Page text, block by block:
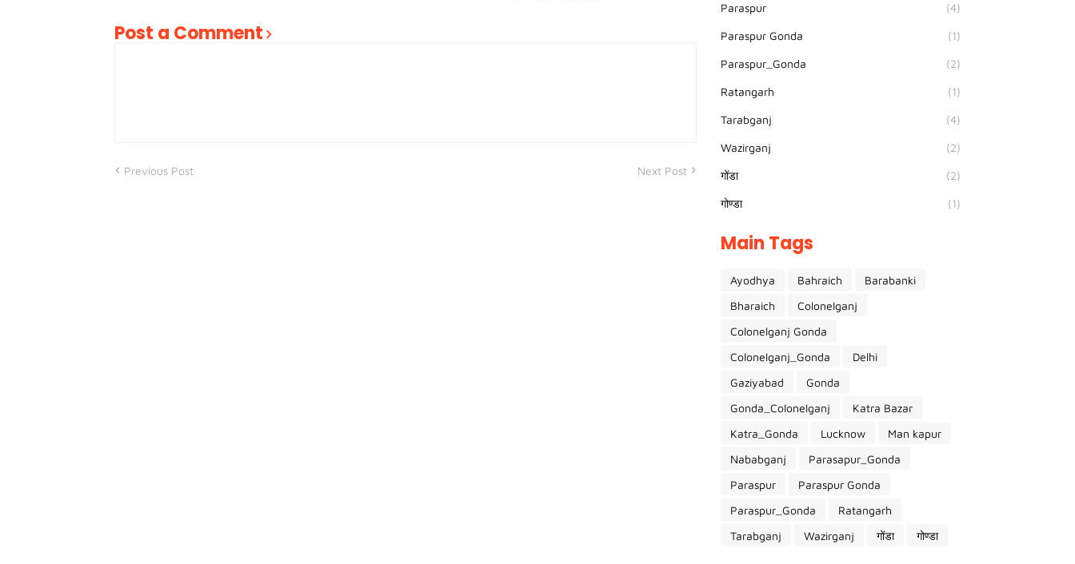
Post a Comment
Previous Post Next Post
Paraspur (4)
Paraspur Gonda (1)
Paraspur_Gonda (2)
Ratangarh (1)
Tarabganj (4)
Wazirganj (2)
गोंडा (2)
गोण्डा (1)
Main Tags
Ayodhya Bahraich
Barabanki
Bharaich
Colonelganj
Colonelganj Gonda
Colonelganj_Gonda
Delhi
Gaziyabad
Gonda
Gonda_Colonelganj
Katra Bazar
Katra_Gonda
Lucknow
Man kapur
Nababganj
Parasapur_Gonda
Paraspur
Paraspur Gonda
Paraspur_Gonda
Ratangarh
Tarabganj
Wazirganj गोंडा गोण्डा